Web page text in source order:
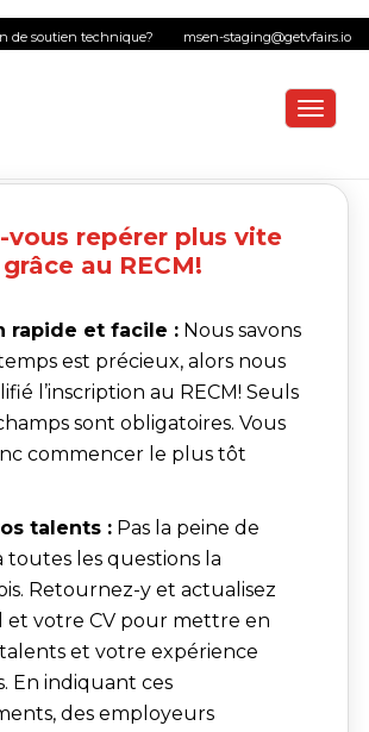
de soutien technique? msen-staging@getvfairs.io
vous repérer plus vite
grâce au RECM!
rapide et facile : Nous savons
est précieux, alors nous
l’inscription au RECM! Seuls
sont obligatoires. Vous
commencer le plus tôt
talents : Pas la peine de
toutes les questions la
Retournez-y et actualisez
et votre CV pour mettre en
et votre expérience
En indiquant ces
des employeurs